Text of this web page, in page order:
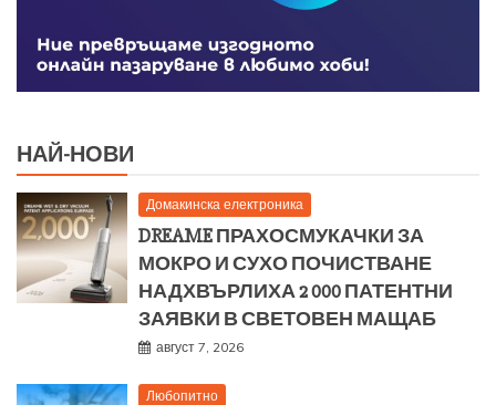
НАЙ-НОВИ
Домакинска електроника
DREAME ПРАХОСМУКАЧКИ ЗА
МОКРО И СУХО ПОЧИСТВАНЕ
НАДХВЪРЛИХА 2 000 ПАТЕНТНИ
ЗАЯВКИ В СВЕТОВЕН МАЩАБ
август 7, 2026
Любопитно